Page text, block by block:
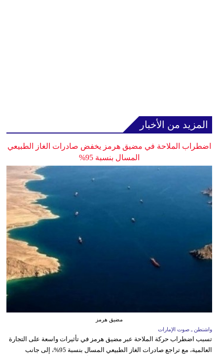
المزيد من الأخبار
اضطراب الملاحة في مضيق هرمز يخفض صادرات الغاز الطبيعي
المسال بنسبة 95%
مضيق هرمز
واشنطن ـ صوت الإمارات
تسبب اضطراب حركة الملاحة عبر مضيق هرمز في تأثيرات واسعة على التجارة
العالمية، مع تراجع صادرات الغاز الطبيعي المسال بنسبة 95%، إلى جانب